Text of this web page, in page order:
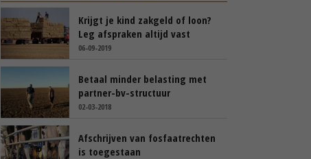
Krijgt je kind zakgeld of loon?
Leg afspraken altijd vast
06-09-2019
Betaal minder belasting met
partner-bv-structuur
02-03-2018
Afschrijven van fosfaatrechten
is toegestaan